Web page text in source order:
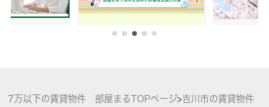
7万以下の賃貸物件 部屋まるTOPページ>吉川市の賃貸物件